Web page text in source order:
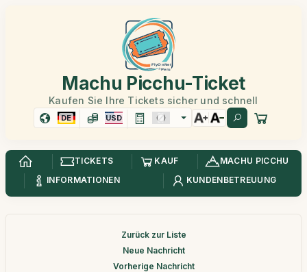
Machu Picchu-Ticket
Kaufen Sie Ihre Tickets sicher und schnell
DE USD
TICKETS KAUF
MACHU PICCHU
INFORMATIONEN
KUNDENBETREUUNG
Zurück zur Liste
Neue Nachricht
Vorherige Nachricht